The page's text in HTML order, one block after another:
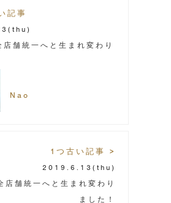
記事
(thu)
店舗統一へと生まれ変わり
Nao
1つ古い記事 >
2019.6.13 (thu)
店舗統一へと生まれ変わり
ました！